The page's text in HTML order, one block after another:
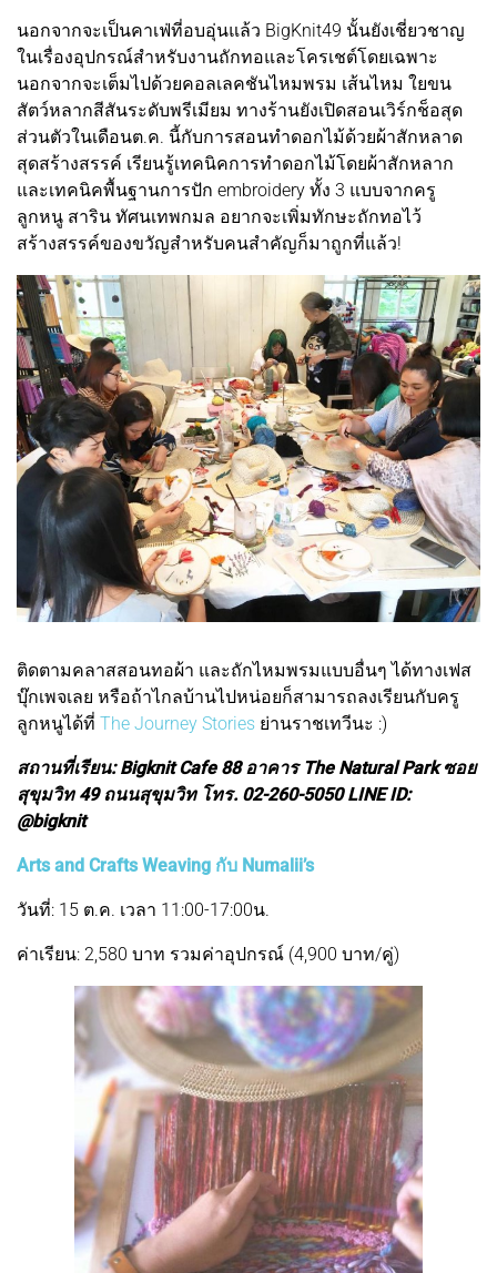
นอกจากจะเป็นคาเฟ่ที่อบอุ่นแล้ว BigKnit49 นั้นยังเชี่ยวชาญ
ในเรื่องอุปกรณ์สำหรับงานถักทอและโครเชต์โดยเฉพาะ
นอกจากจะเต็มไปด้วยคอลเลคชันไหมพรม เส้นไหม ใยขน
สัตว์หลากสีสันระดับพรีเมียม ทางร้านยังเปิดสอนเวิร์กช็อสุด
ส่วนตัวในเดือนต.ค. นี้กับการสอนทำดอกไม้ด้วยผ้าสักหลาด
สุดสร้างสรรค์ เรียนรู้เทคนิคการทำดอกไม้โดยผ้าสักหลาก
และเทคนิคพื้นฐานการปัก embroidery ทั้ง 3 แบบจากครู
ลูกหนู สาริน ทัศนเทพกมล อยากจะเพิ่มทักษะถักทอไว้
สร้างสรรค์ของขวัญสำหรับคนสำคัญก็มาถูกที่แล้ว!
ติดตามคลาสสอนทอผ้า และถักไหมพรมแบบอื่นๆ ได้ทางเฟส
บุ๊กเพจเลย หรือถ้าไกลบ้านไปหน่อยก็สามารถลงเรียนกับครู
ลูกหนูได้ที่ The Journey Stories ย่านราชเทวีนะ :)
สถานที่เรียน: Bigknit Cafe 88 อาคาร The Natural Park ซอย
สุขุมวิท 49 ถนนสุขุมวิท โทร. 02-260-5050 LINE ID:
@bigknit
Arts and Crafts Weaving กับ Numalii’s
วันที่: 15 ต.ค. เวลา 11:00-17:00น.
ค่าเรียน: 2,580 บาท รวมค่าอุปกรณ์ (4,900 บาท/คู่)